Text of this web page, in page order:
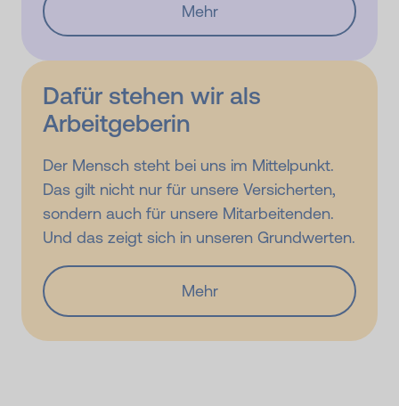
Mehr
Dafür stehen wir als
Arbeitgeberin
Der Mensch steht bei uns im Mittelpunkt.
Das gilt nicht nur für unsere Versicherten,
sondern auch für unsere Mitarbeitenden.
Und das zeigt sich in unseren Grundwerten.
Mehr